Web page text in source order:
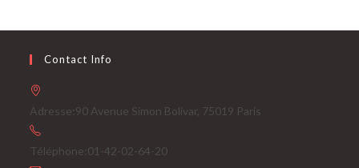
Contact Info
Adresse:90 Avenue Simon Bolivar, 75019 Paris
Téléphone:01-42-02-64-20